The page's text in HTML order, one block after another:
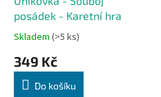
posádek - Karetní hra
Skladem (>5 ks)
349 Kč
Do košíku